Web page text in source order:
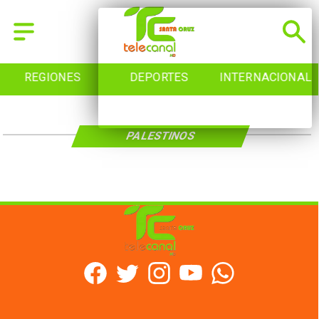
REGIONES DEPORTES INTERNACIONAL
PALESTINOS